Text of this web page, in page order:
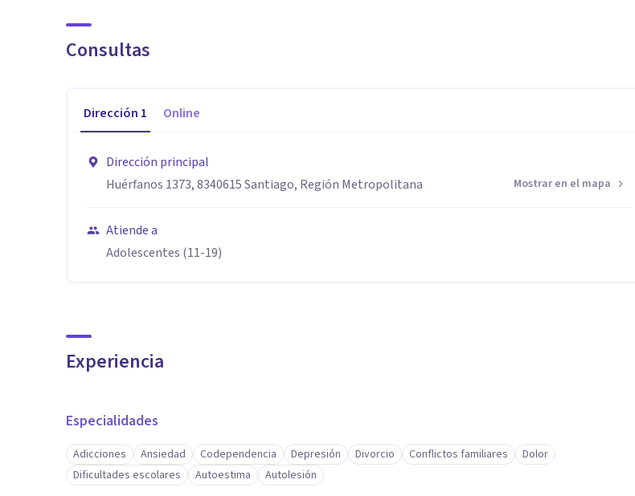
Consultas
Dirección 1 Online
Dirección principal
Huérfanos 1373, 8340615 Santiago, Región Metropolitana
Mostrar en el mapa
Atiende a
Adolescentes (11-19)
Experiencia
Especialidades
Adicciones Ansiedad Codependencia Depresión Divorcio Conflictos familiares
Dolor
Dificultades escolares
Autoestima Autolesión